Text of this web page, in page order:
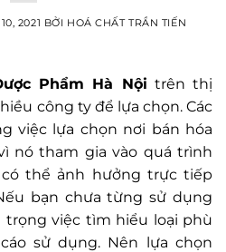
2021 BỞI HOÁ CHẤT TRẦN TIẾN
Phẩm Hà Nội trên thị
công ty để lựa chọn. Các
việc lựa chọn nơi bán hóa
nó tham gia vào quá trình
thể ảnh hưởng trực tiếp
bạn chưa từng sử dụng
trọng việc tìm hiểu loại phù
sử dụng. Nên lựa chọn